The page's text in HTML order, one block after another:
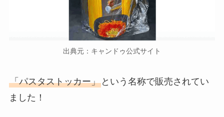
出典元：キャンドゥ公式サイト
「パスタストッカー」という名称で販売されてい
ました！